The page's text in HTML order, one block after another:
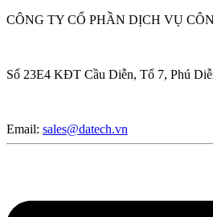
CÔNG TY CỔ PHẦN DỊCH VỤ
Số 23E4 KĐT Cầu Diễn, Tổ 7, Phú
Email: sales@datech.vn